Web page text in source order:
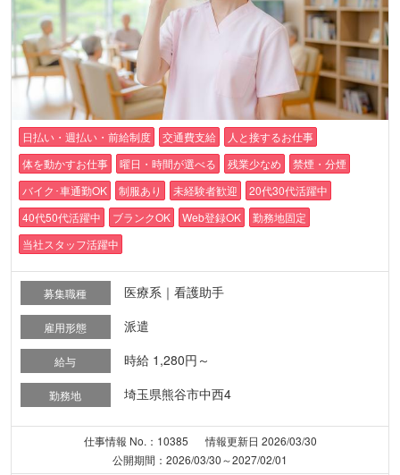
日払い・週払い・前給制度 交通費支給
人と接するお仕事
体を動かすお仕事
曜日・時間が選べる 残業少なめ
禁煙・分煙
バイク･車通勤OK
制服あり 未経験者歓迎
20代30代活躍中
40代50代活躍中
ブランクOK Web登録OK
勤務地固定
当社スタッフ活躍中
募集職種 医療系｜看護助手
雇用形態 派遣
給与 時給 1,280円～
勤務地 埼玉県熊谷市中西4
仕事情報 No.：10385
情報更新日 2026/03/30
公開期間：2026/03/30～2027/02/01